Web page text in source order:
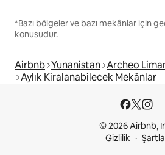
*Bazı bölgeler ve bazı mekânlar için
konusudur.
Airbnb Yunanistan Archeo
Aylık Kiralanabilecek Mekânlar
© 2026 Airbnb,
Gizlilik